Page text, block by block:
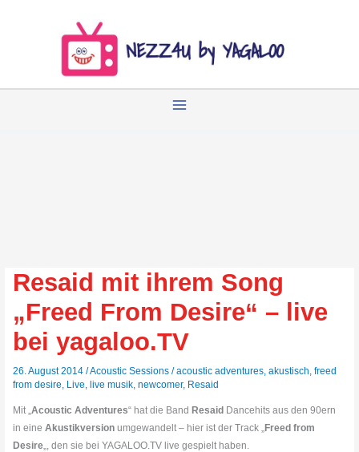
Resaid mit ihrem Song
„Freed From Desire“ – live
bei yagaloo.TV
26. August 2014/Acoustic Sessions /acoustic adventures ,akustisch ,freed
from desire Live ,live musik ,newcomer, Resaid
Mit „Acoustic Adventures“ hat die BandResaid Dancehits aus den 90ern
in eineAkustikversion umgewandelt – hier ist der Track „Freed from
Desire „, den sie bei YAGALOO.TV live gespielt haben.